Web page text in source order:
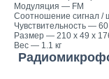
Модуляция — FM
Соотношение сигнал
Чувствительность —
Размер — 210 х 49 х
Вес — 1.1 кг